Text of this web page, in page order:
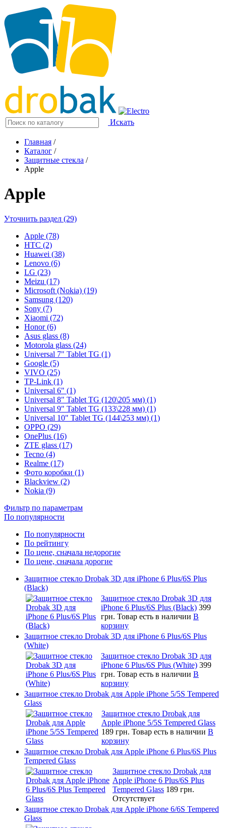
Искать
Главная /
Каталог /
Защитные стекла /
Apple
Apple
Уточнить раздел (29)
Apple (78)
HTC (2)
Huawei (38)
Lenovo (6)
LG (23)
Meizu (17)
Microsoft (Nokia) (19)
Samsung (120)
Sony (7)
Xiaomi (72)
Honor (6)
Asus glass (8)
Motorola glass (24)
Universal 7" Tablet TG (1)
Google (5)
VIVO (25)
TP-Link (1)
Universal 6" (1)
Universal 8" Tablet TG (120\205 мм) (1)
Universal 9" Tablet TG (133\228 мм) (1)
Universal 10" Tablet TG (144\253 мм) (1)
OPPO (29)
OnePlus (16)
ZTE glass (17)
Tecno (4)
Realme (17)
Фото коробки (1)
Blackview (2)
Nokia (9)
Фильтр по параметрам
По популярности
По популярности
По рейтингу
По цене, сначала недорогие
По цене, сначала дорогие
Защитное стекло Drobak 3D для iPhone 6 Plus/6S Plus
(Black)
Защитное стекло Drobak 3D для
iPhone 6 Plus/6S Plus (Black) 399
грн. Товар есть в наличии В
корзину
Защитное стекло Drobak 3D для iPhone 6 Plus/6S Plus
(White)
Защитное стекло Drobak 3D для
iPhone 6 Plus/6S Plus (White) 399
грн. Товар есть в наличии В
корзину
Защитное стекло Drobak для Apple iPhone 5/5S Tempered
Glass
Защитное стекло Drobak для
Apple iPhone 5/5S Tempered Glass
189 грн. Товар есть в наличии В
корзину
Защитное стекло Drobak для Apple iPhone 6 Plus/6S Plus
Tempered Glass
Защитное стекло Drobak для
Apple iPhone 6 Plus/6S Plus
Tempered Glass 189 грн.
Отсутствует
Защитное стекло Drobak для Apple iPhone 6/6S Tempered
Glass